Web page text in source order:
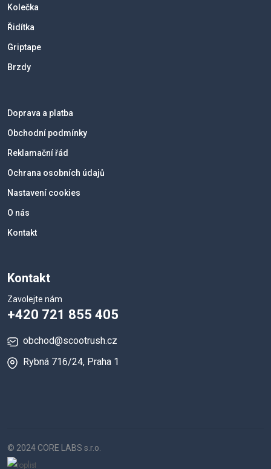
Kolečka
Řidítka
Griptape
Brzdy
Doprava a platba
Obchodní podmínky
Reklamační řád
Ochrana osobních údajů
Nastavení cookies
O nás
Kontakt
Kontakt
Zavolejte nám
+420 721 855 405
obchod@scootrush.cz
Rybná 716/24, Praha 1
© 2024 CORE LABS s.r.o.